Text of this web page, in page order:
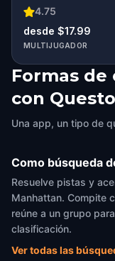
4.75
desde $17.99
MULTIJUGADOR
Formas
con Questo
Una app, un tipo de
Como búsqueda
Resuelve pistas y
Manhattan. Compite
reúne a un grupo
clasificación.
Ver todas las